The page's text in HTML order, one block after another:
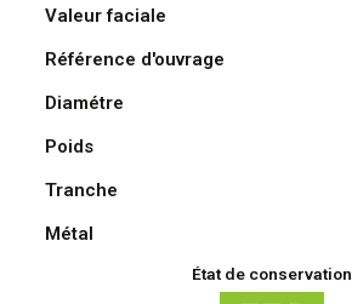
Valeur faciale
Référence d'ouvrage
Diamétre
Poids
Tranche
Métal
État de conservation